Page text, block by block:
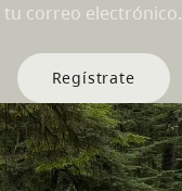
tu correo electrónico.
Regístrate